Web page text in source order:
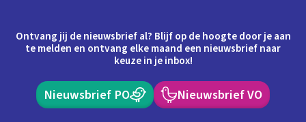
Ontvang jij de nieuwsbrief al? Blijf op de hoogte door je aan
te melden en ontvang elke maand een nieuwsbrief naar
keuze in je inbox!
Nieuwsbrief PO Nieuwsbrief VO